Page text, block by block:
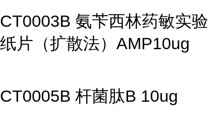
CT0003B 氨苄西林药敏实验
纸片（扩散法）AMP10ug
CT0005B 杆菌肽B 10ug